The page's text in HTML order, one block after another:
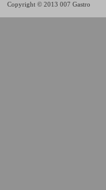
Copyright © 2013 007 Gastro